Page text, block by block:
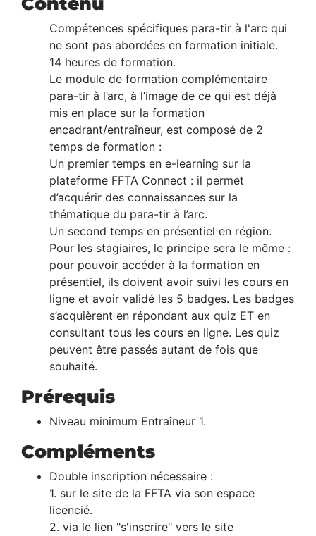
Compétences spécifiques para-tir à l'arc qui
ne sont pas abordées en formation initiale.
14 heures de formation.
Le module de formation complémentaire
para-tir à l’arc, à l’image de ce qui est déjà
mis en place sur la formation
encadrant/entraîneur, est composé de 2
temps de formation :
Un premier temps en e-learning sur la
plateforme FFTA Connect : il permet
d’acquérir des connaissances sur la
thématique du para-tir à l’arc.
Un second temps en présentiel en région.
Pour les stagiaires, le principe sera le même :
pour pouvoir accéder à la formation en
présentiel, ils doivent avoir suivi les cours en
ligne et avoir validé les 5 badges. Les badges
s’acquièrent en répondant aux quiz ET en
consultant tous les cours en ligne. Les quiz
peuvent être passés autant de fois que
souhaité.
Prérequis
Niveau minimum Entraîneur 1.
Compléments
Double inscription nécessaire :
1. sur le site de la FFTA via son espace
licencié.
2. via le lien "s'inscrire" vers le site